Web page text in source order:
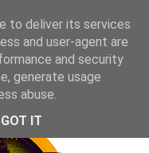
to deliver its services
and user-agent are
and security
generate usage
abuse.
GOT IT